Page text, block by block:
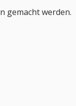
gemacht werden.